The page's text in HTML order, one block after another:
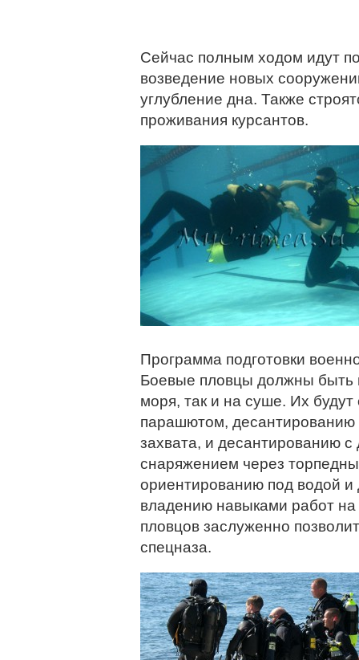
Сейчас полным ходом идут
возведение новых
углубление дна. Также
проживания курсантов.
Программа подготовки
Боевые пловцы должны быть
моря, так и на суше. Их
парашютом, десантированию
захвата, и десантированию
снаряжением через
ориентированию под водой
владению навыками работ на
пловцов заслуженно
спецназа.